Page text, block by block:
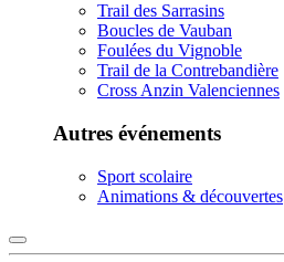
Trail des Sarrasins
Boucles de Vauban
Foulées du Vignoble
Trail de la Contrebandière
Cross Anzin Valenciennes
Autres événements
Sport scolaire
Animations & découvertes